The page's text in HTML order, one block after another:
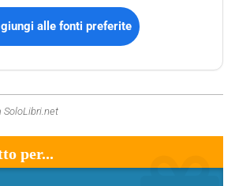
alle fonti preferite
SoloLibri.net
per...